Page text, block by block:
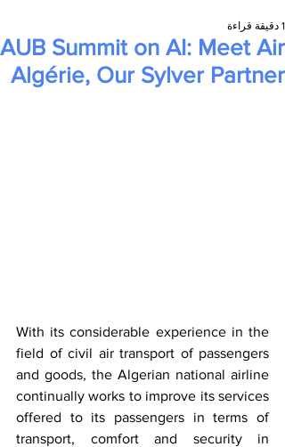
AUB Summit on AI: Meet Air
Algérie, Our Sylver Partner
1 دقيقة قراءة
With its considerable experience in the
field of civil air transport of passengers
and goods, the Algerian national airline
continually works to improve its services
offered to its passengers in terms of
transport, comfort and security in